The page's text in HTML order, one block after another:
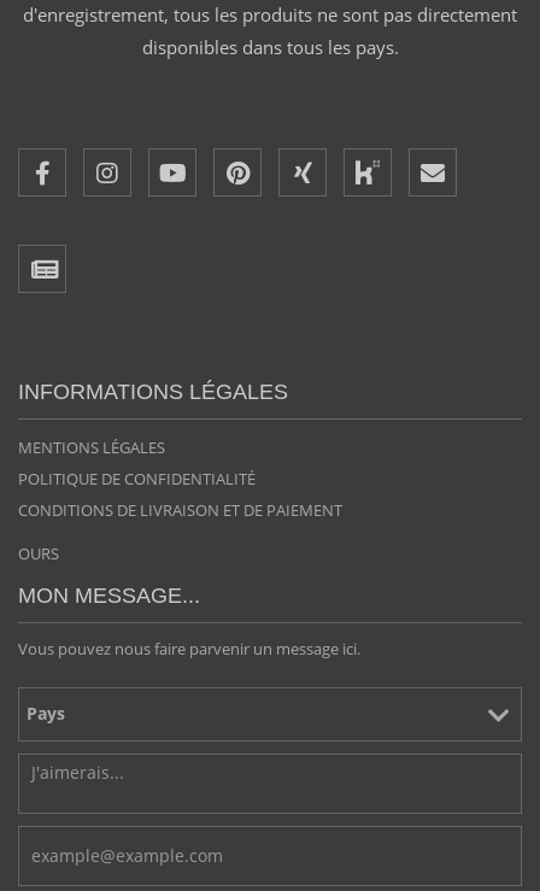
d'enregistrement, tous les produits ne sont pas directement
disponibles dans tous les pays.
INFORMATIONS LÉGALES
MENTIONS LÉGALES
POLITIQUE DE CONFIDENTIALITÉ
CONDITIONS DE LIVRAISON ET DE PAIEMENT
OURS
MON MESSAGE...
Vous pouvez nous faire parvenir un message ici.